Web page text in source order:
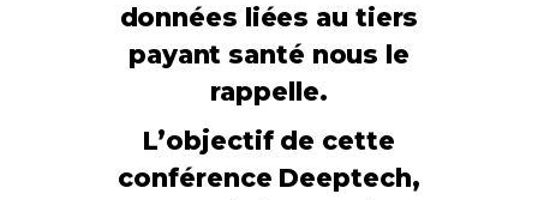
données liées au tiers
payant santé nous le
rappelle.
L’objectif de cette
conférence Deeptech,